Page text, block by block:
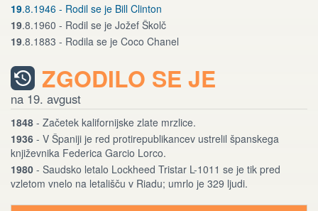
19.8.1946 - Rodil se je Bill Clinton
19.8.1960 - Rodil se je Jožef Školč
19.8.1883 - Rodila se je Coco Chanel
ZGODILO SE JE
na 19. avgust
1848 - Začetek kalifornijske zlate mrzlice.
1936 - V Španiji je red protirepublikancev ustrelil španskega
književnika Federica Garcio Lorco.
1980 - Saudsko letalo Lockheed Tristar L-1011 se je tik pred
vzletom vnelo na letališču v Riadu; umrlo je 329 ljudi.